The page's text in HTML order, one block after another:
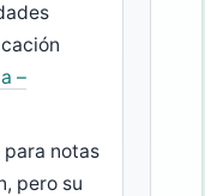
–
para notas
pero su